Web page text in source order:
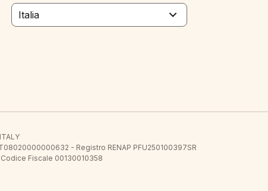
Italia
- Registro RENAP PFU250100397SR
Fiscale 00130010358